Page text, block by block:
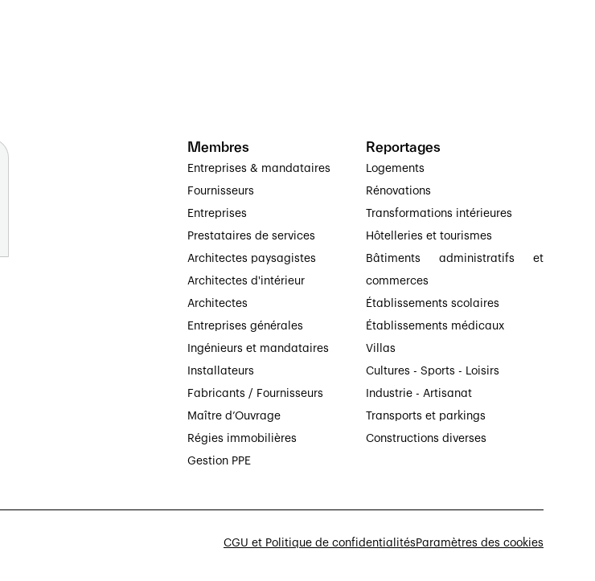
Membres
Entreprises & mandataires
Fournisseurs
Entreprises
Prestataires de services
Architectes paysagistes
Architectes d'intérieur
Architectes
Entreprises générales
Ingénieurs et mandataires
Installateurs
Fabricants / Fournisseurs
Maître d’Ouvrage
Régies immobilières
Gestion PPE
Reportages
Logements
Rénovations
Transformations intérieures
Hôtelleries et tourismes
Bâtiments administratifs et
commerces
Établissements scolaires
Établissements médicaux
Villas
Cultures - Sports - Loisirs
Industrie - Artisanat
Transports et parkings
Constructions diverses
CGU et Politique de confidentialités Paramètres des cookies